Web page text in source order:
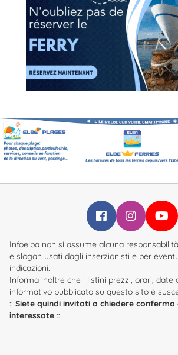
Infoelba suInfoelba
Infoelba non si assume alcuna
e slogan usati dagli inserzionisti e per
indicazioni.
Informa inoltre che i listini prezzi, orari, date
informativo pubblicato su questo sito è
:: Siete quindi invitati a chiedere
interessate ::